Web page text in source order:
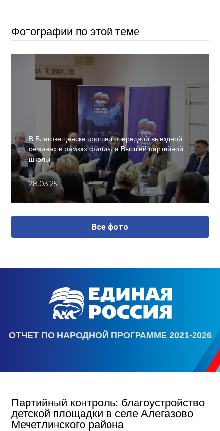
Фотографии по этой теме
В Благовещенске прошел очередной выездной
семинар в рамках филиала Высшей партийной
школы
28.03.25
Все фото
ОТЧЕТ ПО НАРОДНОЙ ПРОГРАММЕ 2021-2026
Партийный контроль: благоустройство
детской площадки в селе Алегазово
Мечетлинского района